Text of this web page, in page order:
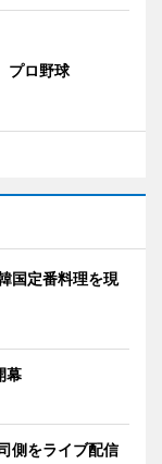
プロ野球
国定番料理を現
幕
側をライブ配信